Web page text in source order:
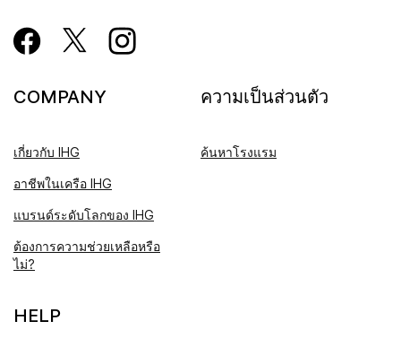
COMPANY
เกี่ยวกับ IHG
อาชีพในเครือ IHG
แบรนด์ระดับโลกของ IHG
ต้องการความช่วยเหลือหรือ
ไม่?
ความเป็นส่วนตัว
ค้นหาโรงแรม
HELP